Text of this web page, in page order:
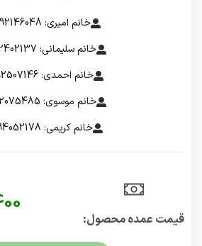
خانم امیری: 09192146048
خانم سلیمانی: 09192402137
خانم احمدی: 09192507146
خانم موسوی: 09192075485
خانم کریمی: 09194052178
قیمت عمده محصول:​